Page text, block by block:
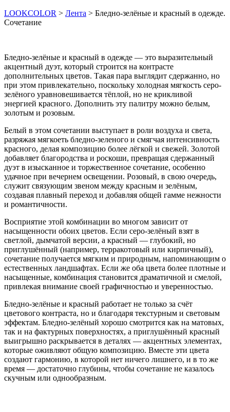
LOOKCOLOR > Лента > Бледно-зелёные и красный в одежде.
Сочетание
Бледно-зелёные и красный в одежде — это выразительный
акцентный дуэт, который строится на контрасте
дополнительных цветов. Такая пара выглядит сдержанно, но
при этом привлекательно, поскольку холодная мягкость серо-
зелёного уравновешивается тёплой, но не крикливой
энергией красного. Дополнить эту палитру можно белым,
золотым и розовым.
Белый в этом сочетании выступает в роли воздуха и света,
разряжая мягкоеть бледно-зеленого и смягчая интенсивность
красного, делая композицию более лёгкой и свежей. Золотой
добавляет благородства и роскоши, превращая сдержанный
дуэт в изысканное и торжественное сочетание, особенно
удачное при вечернем освещении. Розовый, в свою очередь,
служит связующим звеном между красным и зелёным,
создавая плавный переход и добавляя общей гамме нежности
и романтичности.
Восприятие этой комбинации во многом зависит от
насыщенности обоих цветов. Если серо-зелёный взят в
светлой, дымчатой версии, а красный — глубокий, но
приглушённый (например, терракотовый или кирпичный),
сочетание получается мягким и природным, напоминающим о
естественных ландшафтах. Если же оба цвета более плотные и
насыщенные, комбинация становится драматичной и смелой,
привлекая внимание своей графичностью и уверенностью.
Бледно-зелёные и красный работает не только за счёт
цветового контраста, но и благодаря текстурным и световым
эффектам. Бледно-зелёный хорошо смотрится как на матовых,
так и на фактурных поверхностях, а приглушённый красный
выигрышно раскрывается в деталях — акцентных элементах,
которые оживляют общую композицию. Вместе эти цвета
создают гармонию, в которой нет ничего лишнего, и в то же
время — достаточно глубины, чтобы сочетание не казалось
скучным или однообразным.